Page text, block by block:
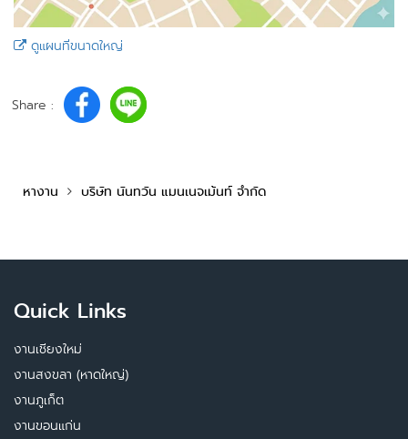
ดูแผนที่ขนาดใหญ่
Share :
หางาน บริษัท นันทวัน แมนเนจเม้นท์ จำกัด
Quick Links
งานเชียงใหม่
งานสงขลา (หาดใหญ่)
งานภูเก็ต
งานขอนแก่น